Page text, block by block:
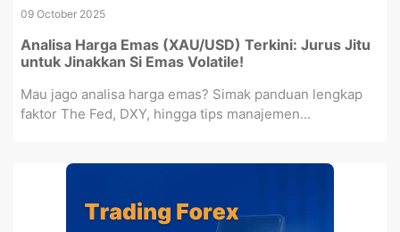
09 October 2025
Analisa Harga Emas (XAU/USD) Terkini: Jurus Jitu
untuk Jinakkan Si Emas Volatile!
Mau jago analisa harga emas? Simak panduan lengkap
faktor The Fed, DXY, hingga tips manajemen...